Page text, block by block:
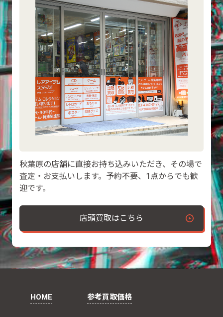
秋葉原の店舗に直接お持ち込みいただき、その場で
査定・お支払いします。予約不要、1点からでも歓
迎です。
店頭買取はこちら
HOME 参考買取価格